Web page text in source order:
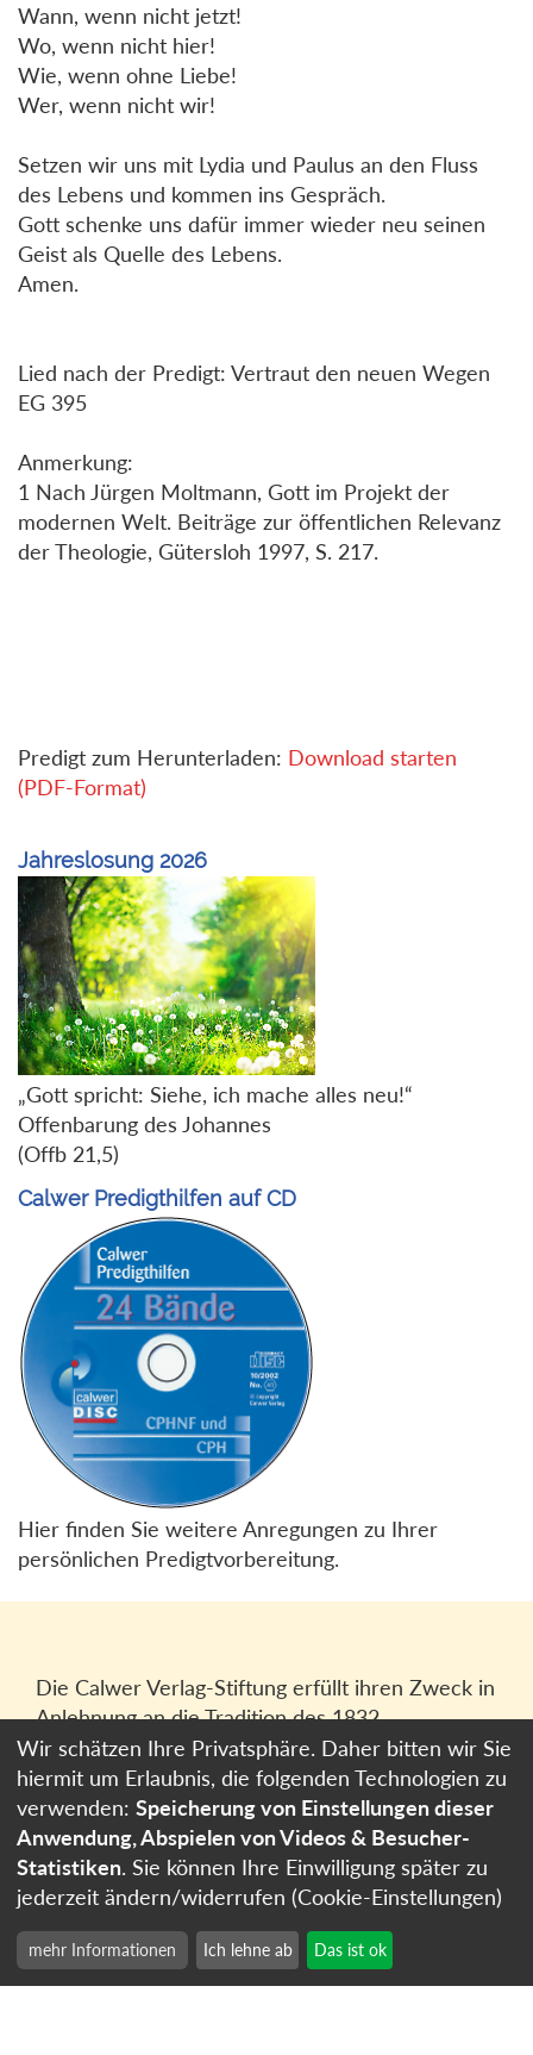
Wann, wenn nicht jetzt!
Wo, wenn nicht hier!
Wie, wenn ohne Liebe!
Wer, wenn nicht wir!
Setzen wir uns mit Lydia und Paulus an den Fluss
des Lebens und kommen ins Gespräch.
Gott schenke uns dafür immer wieder neu seinen
Geist als Quelle des Lebens.
Amen.
Lied nach der Predigt: Vertraut den neuen Wegen
EG 395
Anmerkung:
1 Nach Jürgen Moltmann, Gott im Projekt der
modernen Welt. Beiträge zur öffentlichen Relevanz
der Theologie, Gütersloh 1997, S. 217.
Predigt zum Herunterladen: Download starten
(PDF-Format)
Jahreslosung 2026
„Gott spricht: Siehe, ich mache alles neu!“
Offenbarung des Johannes
(Offb 21,5)
Calwer Predigthilfen auf CD
Hier finden Sie weitere Anregungen zu Ihrer
persönlichen Predigtvorbereitung.
Die Calwer Verlag-Stiftung erfüllt ihren Zweck in
Anlehnung an die Tradition des 1832
gegründeten Calwer Verlagsvereins, der
heutigen Calwer Verlag Bücher und Medien
GmbHin Stuttgart.
Impressum
Datenschutzerklärung
Cookie-Einstellungen
Wir schätzen Ihre Privatsphäre. Daher bitten wir Sie
hiermit um Erlaubnis, die folgenden Technologien zu
verwenden: Speicherung von Einstellungen dieser
Anwendung, Abspielen von Videos & Besucher-
Statistiken. Sie können Ihre Einwilligung später zu
jederzeit ändern/widerrufen (Cookie-Einstellungen)
mehr Informationen Ich lehne ab Das ist ok